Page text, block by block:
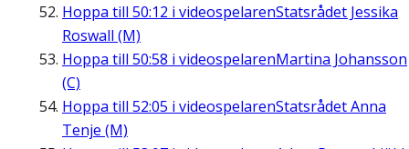
Hoppa till 50:12 i videospelarenStatsrådet Jessika
Roswall (M)
Hoppa till 50:58 i videospelarenMartina Johansson
(C)
Hoppa till 52:05 i videospelarenStatsrådet Anna
Tenje (M)